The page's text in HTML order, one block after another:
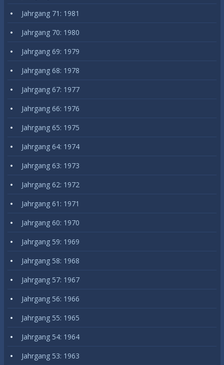
Jahrgang 71: 1981
Jahrgang 70: 1980
Jahrgang 69: 1979
Jahrgang 68: 1978
Jahrgang 67: 1977
Jahrgang 66: 1976
Jahrgang 65: 1975
Jahrgang 64: 1974
Jahrgang 63: 1973
Jahrgang 62: 1972
Jahrgang 61: 1971
Jahrgang 60: 1970
Jahrgang 59: 1969
Jahrgang 58: 1968
Jahrgang 57: 1967
Jahrgang 56: 1966
Jahrgang 55: 1965
Jahrgang 54: 1964
Jahrgang 53: 1963